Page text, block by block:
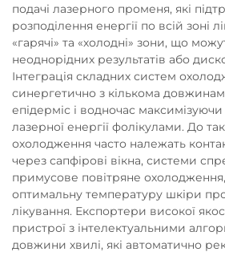
подачі лазерного променя, які
розподілення енергії по всій зоні
«гарячі» та «холодні» зони, що
неоднорідних результатів або
Інтеграція складних систем
синергетично з кількома
епідерміс і водночас
лазерної енергії фолікулами. До
охолодження часто належать
через сапфірові вікна, системи
примусове повітряне
оптимальну температуру шкіри
лікування. Експортери високої
пристрої з інтелектуальними
довжини хвилі, які автоматично